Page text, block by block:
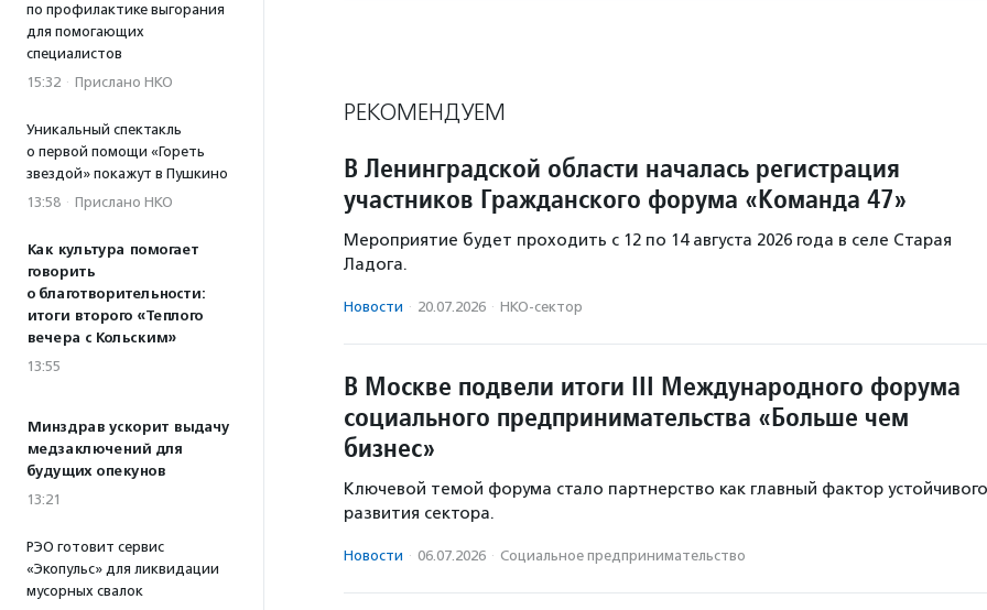
по профилактике выгорания
для помогающих
специалистов
15:32 · Прислано НКО
Уникальный спектакль
о первой помощи «Гореть
звездой» покажут в Пушкино
13:58 · Прислано НКО
Как культура помогает
говорить
о благотворительности:
итоги второго «Теплого
вечера с Кольским»
13:55
Минздрав ускорит выдачу
медзаключений для
будущих опекунов
13:21
РЭО готовит сервис
«Экопульс» для ликвидации
мусорных свалок
РЕКОМЕНДУЕМ
В Ленинградской области началась регистрация
участников Гражданского форума «Команда 47»
Мероприятие будет проходить с 12 по 14 августа 2026 года в селе Старая
Ладога.
Новости · 20.07.2026 · НКО-сектор
В Москве подвели итоги III Международного форума
социального предпринимательства «Больше чем
бизнес»
Ключевой темой форума стало партнерство как главный фактор устойчивого
развития сектора.
Новости · 06.07.2026 · Социальное предпри­нима­тель­ство